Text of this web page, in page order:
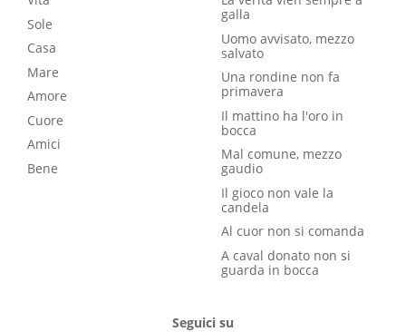
Sole
Casa
Mare
Amore
Cuore
Amici
Bene
galla
Uomo avvisato, mezzo
salvato
Una rondine non fa
primavera
Il mattino ha l'oro in
bocca
Mal comune, mezzo
gaudio
Il gioco non vale la
candela
Al cuor non si comanda
A caval donato non si
guarda in bocca
Seguici su